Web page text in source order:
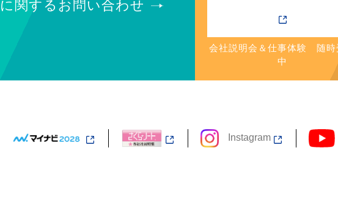
関するお問い合わせ
会社説明会＆仕事体験 随時
中
Instagram